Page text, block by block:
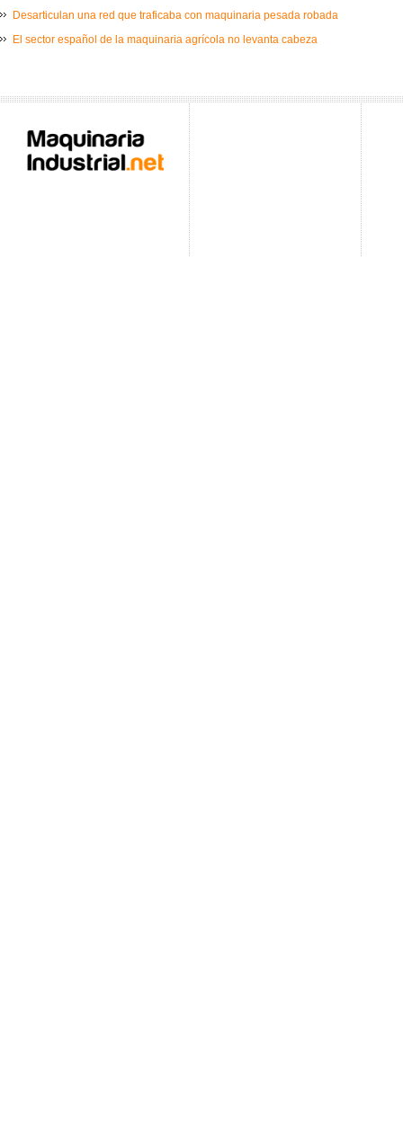
Desarticulan una red que traficaba con maquinaria pesada robada
El sector español de la maquinaria agrícola no levanta cabeza